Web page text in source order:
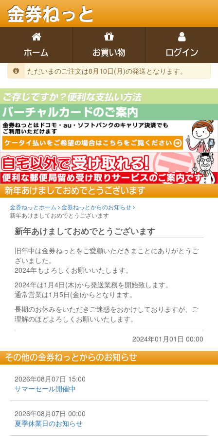
金券ねっと
ホーム お買い物 ログイン
ただいまのご注文は8月10日(月)の発送となります。
新年あけましておめでとうございます
金券ねっとホーム
金券ねっとからのお知らせ
新年あけましておめでとうございます
新年あけましておめでとうございます
旧年中は金券ねっとをご愛顧いただきまことにありがとうご
ざいました。
2024年もよろしくお願いいたします。
2024年は1月4日(木)から発送業務を開始致します。
通常営業は1月5日(金)からとなります。
長期のお休みをいただきご迷惑をおかけしておりますが、ご
理解のほどよろしくお願いいたします。
2024年01月01日 00:00
その他の金券ねっとからのお知らせ
2026年08月07日 15:00
サマーセール開催中
2026年08月07日 00:00
夏季休業日のお知らせ